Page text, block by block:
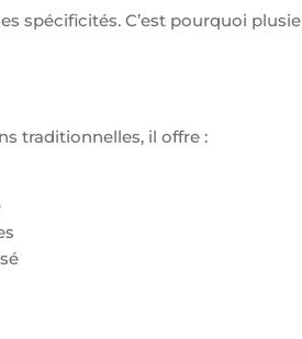
spécificités. C’est pourquoi
traditionnelles, il offre :